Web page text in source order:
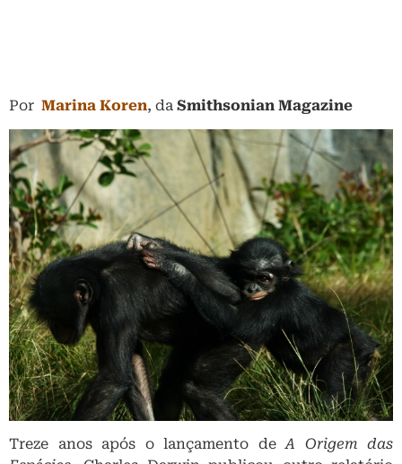
Por Marina Koren, da Smithsonian Magazine
Treze anos após o lançamento deA Origem das